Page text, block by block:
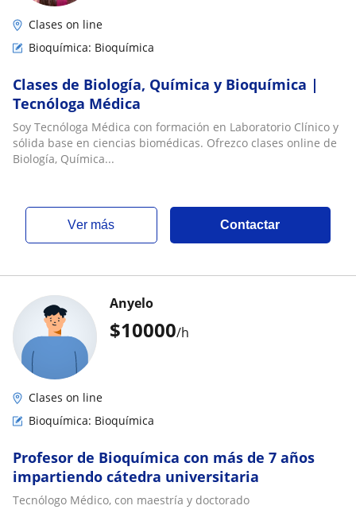
Clases on line
Bioquímica: Bioquímica
Clases de Biología, Química y Bioquímica |
Tecnóloga Médica
Soy Tecnóloga Médica con formación en Laboratorio Clínico y
sólida base en ciencias biomédicas. Ofrezco clases online de
Biología, Química...
ver más Contactar
$10000/h
Anyelo
Clases on line
Bioquímica: Bioquímica
Profesor de Bioquímica con más de 7 años
impartiendo cátedra universitaria
Tecnólogo Médico, con maestría y doctorado